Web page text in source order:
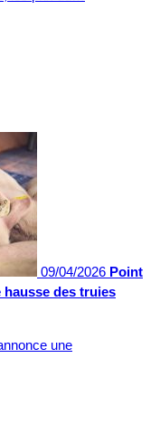
09/04/2026 Point
hausse des truies
une